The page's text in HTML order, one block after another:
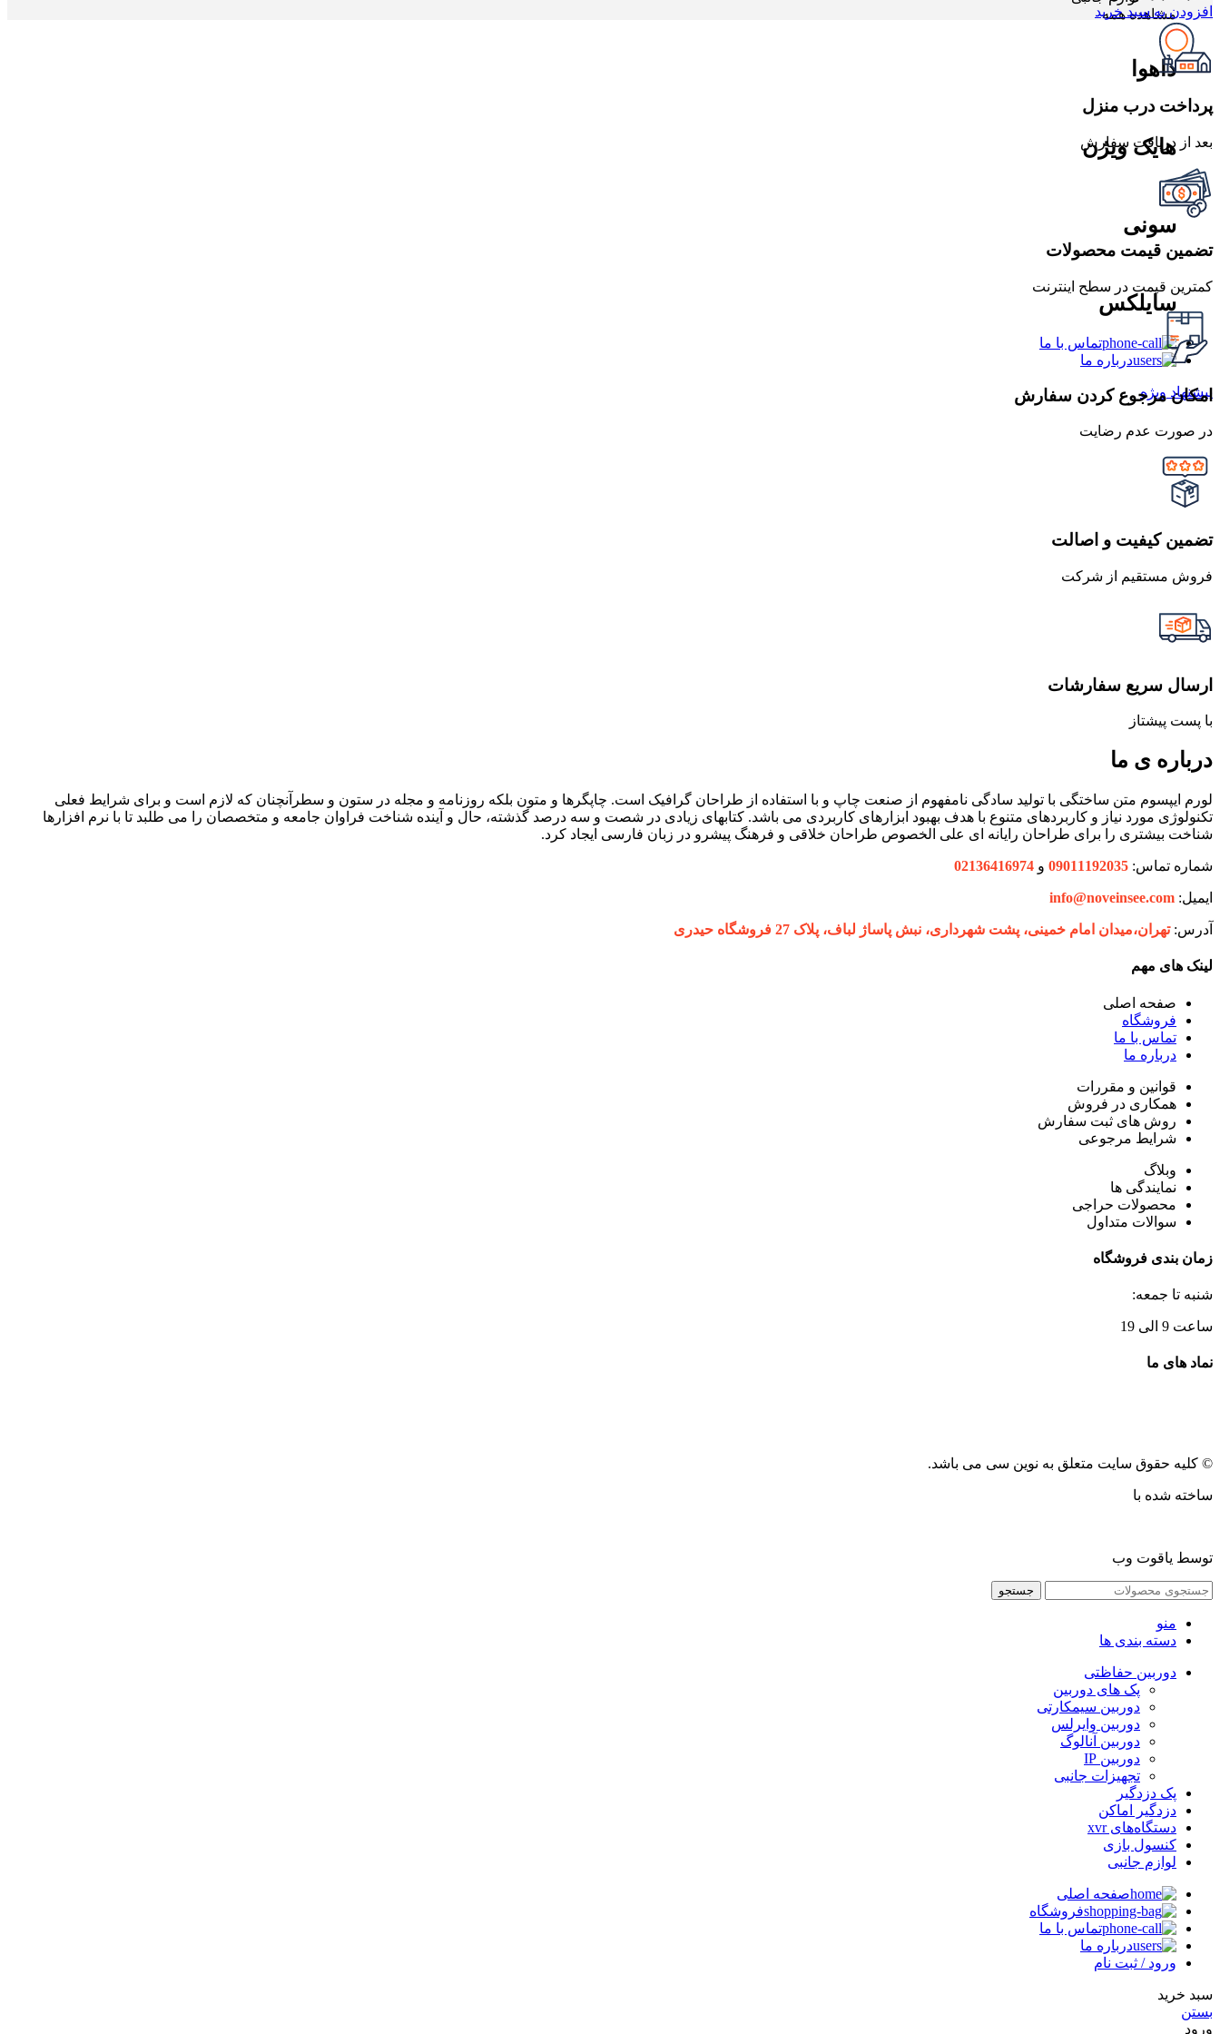
مشاهده همه
داهوا
هایک ویژن
سونی
سایلکس
تماس با ما
درباره ما
پیشنهاد ویژه
افزودن به سبد خرید
پرداخت درب منزل
بعد از دریافت سفارش
تضمین قیمت محصولات
کمترین قیمت در سطح اینترنت
امکان مرجوع کردن سفارش
در صورت عدم رضایت
تضمین کیفیت و اصالت
فروش مستقیم از شرکت
ارسال سریع سفارشات
با پست پیشتاز
درباره ی ما
لورم ایپسوم متن ساختگی با تولید سادگی نامفهوم از صنعت چاپ و با استفاده از طراحان گرافیک است. چاپگرها و متون بلکه روزنامه و مجله در ستون و سطرآنچنان که لازم است و برای شرایط فعلی
تکنولوژی مورد نیاز و کاربردهای متنوع با هدف بهبود ابزارهای کاربردی می باشد. کتابهای زیادی در شصت و سه درصد گذشته، حال و آینده شناخت فراوان جامعه و متخصصان را می طلبد تا با نرم افزارها
شناخت بیشتری را برای طراحان رایانه ای علی الخصوص طراحان خلاقی و فرهنگ پیشرو در زبان فارسی ایجاد کرد.
شماره تماس: 09011192035 و 02136416974
ایمیل: info@noveinsee.com
آدرس:تهران،‌میدان امام خمینی، پشت شهرداری، نبش پاساژ لباف، پلاک 27 فروشگاه حیدری
لینک های مهم
صفحه اصلی
فروشگاه
تماس با ما
درباره ما
قوانین و مقررات
همکاری در فروش
روش های ثبت سفارش
شرایط مرجوعی
وبلاگ
نمایندگی ها
محصولات حراجی
سوالات متداول
زمان بندی فروشگاه
شنبه تا جمعه:
ساعت 9 الی 19
نماد های ما
© کلیه حقوق سایت متعلق به نوین سی می باشد.
ساخته شده با
توسط یاقوت وب
جستجو
منو
دسته بندی ها
دوربین حفاظتی
پک های دوربین
دوربین سیمکارتی
دوربین وایرلس
دوربین آنالوگ
دوربین IP
تجهیزات جانبی
پک دزدگیر
دزدگیر اماکن
دستگاه‌های xvr
کنسول بازی
لوازم جانبی
صفحه اصلی
فروشگاه
تماس با ما
درباره ما
ورود / ثبت نام
سبد خرید
بستن
ورود